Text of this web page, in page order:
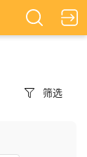
筛选